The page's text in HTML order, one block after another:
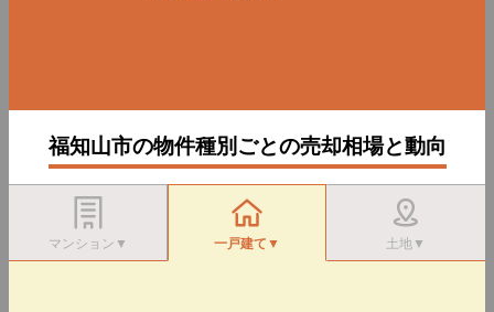
福知山市の物件種別ごとの売却相場と動向
マンション▼ 一戸建て▼ 土地▼